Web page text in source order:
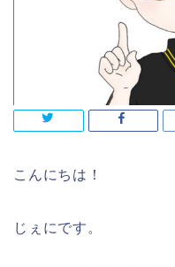
こんにちは！
じぇにです。